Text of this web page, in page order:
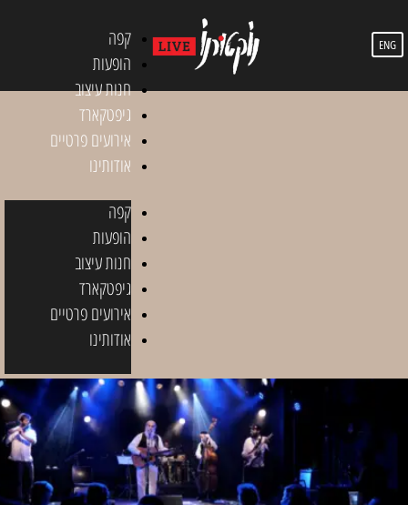
קפה
הופעות
חנות עיצוב
גיפטקארד
אירועים פרטיים
אודותינו
קפה
הופעות
חנות עיצוב
גיפטקארד
אירועים פרטיים
אודותינו
ENG